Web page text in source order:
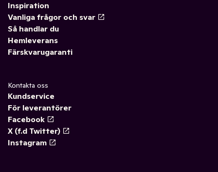
Inspiration
Vanliga frågor och svar
Så handlar du
Hemleverans
Färskvarugaranti
Kontakta oss
Kundservice
För leverantörer
Facebook
X (f.d Twitter)
Instagram